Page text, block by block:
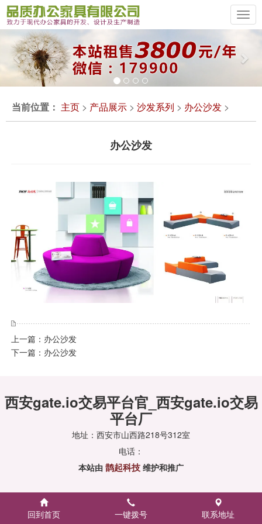
Previous
当前位置： 主页 > 产品展示 > 沙发系列 > 办公沙发 >
办公沙发
上一篇： 办公沙发
下一篇： 办公沙发
西安gate.io交易平台官_西安gate.io交易
平台厂
地址：西安市山西路218号312室
电话：
本站由 鹊起科技 维护和推广
回到首页 一键拨号 联系地址